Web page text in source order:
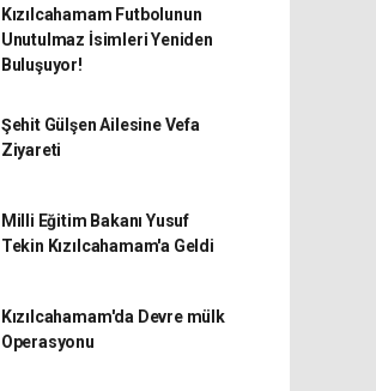
Kızılcahamam Futbolunun
Unutulmaz İsimleri Yeniden
Buluşuyor!
Şehit Gülşen Ailesine Vefa
Ziyareti
Milli Eğitim Bakanı Yusuf
Tekin Kızılcahamam'a Geldi
Kızılcahamam'da Devre mülk
Operasyonu